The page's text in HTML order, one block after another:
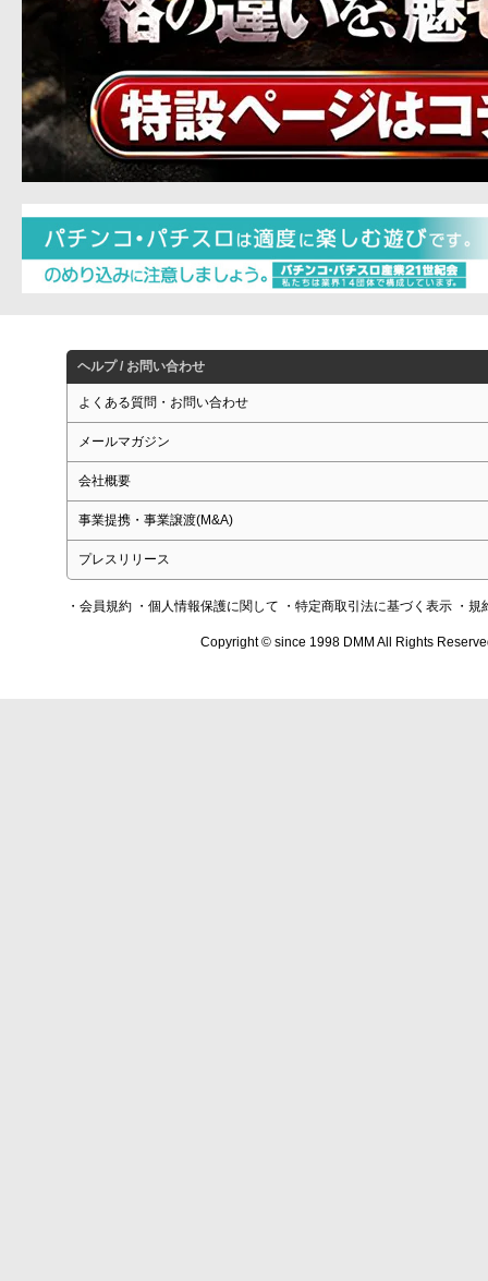
ヘルプ / お問い合わせ
よくある質問・お問い合わせ
メールマガジン
会社概要
事業提携・事業譲渡(M&A)
プレスリリース
・会員規約 ・個人情報保護に関して ・特定商取引法に基づく表示 ・規
Copyright © since 1998 DMM All Rights